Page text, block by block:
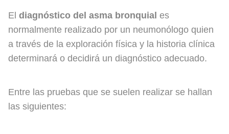
El diagnóstico del asma bronquial es
normalmente realizado por un neumonólogo quien
a través de la exploración física y la historia clínica
determinará o decidirá un diagnóstico adecuado.
Entre las pruebas que se suelen realizar se hallan
las siguientes: